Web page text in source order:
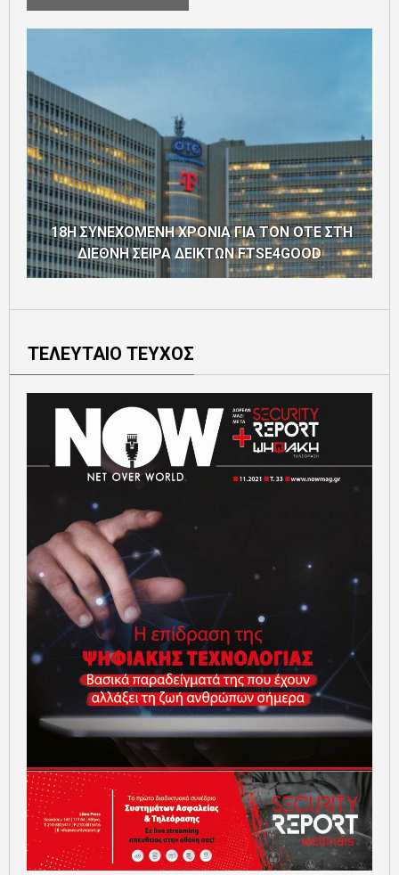
18Η ΣΥΝΕΧΟΜΕΝΗ ΧΡΟΝΙΑ ΓΙΑ ΤΟΝ ΟΤΕ ΣΤΗ
ΔΙΕΘΝΗ ΣΕΙΡΑ ΔΕΙΚΤΩΝ FTSE4GOOD
ΤΕΛΕΥΤΑΙΟ ΤΕΥΧΟΣ